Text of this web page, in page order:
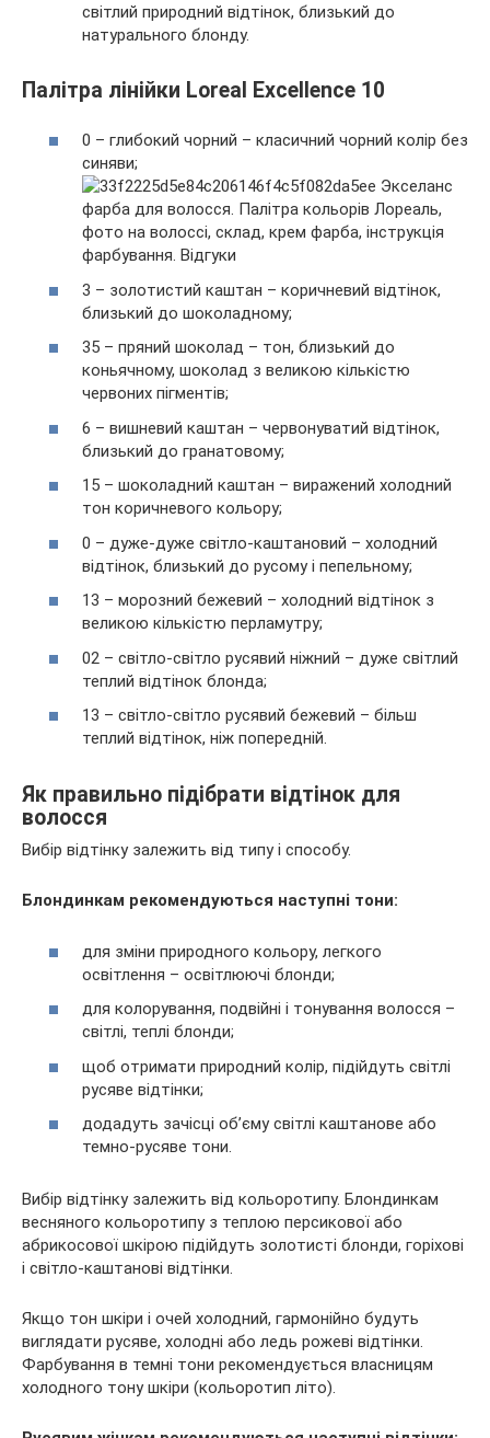
світлий природний відтінок, близький до
натурального блонду.
Палітра лінійки Loreal Excellence 10
0 – глибокий чорний – класичний чорний колір без
синяви;
3 – золотистий каштан – коричневий відтінок,
близький до шоколадному;
35 – пряний шоколад – тон, близький до
коньячному, шоколад з великою кількістю
червоних пігментів;
6 – вишневий каштан – червонуватий відтінок,
близький до гранатовому;
15 – шоколадний каштан – виражений холодний
тон коричневого кольору;
0 – дуже-дуже світло-каштановий – холодний
відтінок, близький до русому і пепельному;
13 – морозний бежевий – холодний відтінок з
великою кількістю перламутру;
02 – світло-світло русявий ніжний – дуже світлий
теплий відтінок блонда;
13 – світло-світло русявий бежевий – більш
теплий відтінок, ніж попередній.
Як правильно підібрати відтінок для
волосся
Вибір відтінку залежить від типу і способу.
Блондинкам рекомендуються наступні тони:
для зміни природного кольору, легкого
освітлення – освітлюючі блонди;
для колорування, подвійні і тонування волосся –
світлі, теплі блонди;
щоб отримати природний колір, підійдуть світлі
русяве відтінки;
додадуть зачісці об’єму світлі каштанове або
темно-русяве тони.
Вибір відтінку залежить від кольоротипу. Блондинкам
весняного кольоротипу з теплою персикової або
абрикосової шкірою підійдуть золотисті блонди, горіхові
і світло-каштанові відтінки.
Якщо тон шкіри і очей холодний, гармонійно будуть
виглядати русяве, холодні або ледь рожеві відтінки.
Фарбування в темні тони рекомендується власницям
холодного тону шкіри (кольоротип літо).